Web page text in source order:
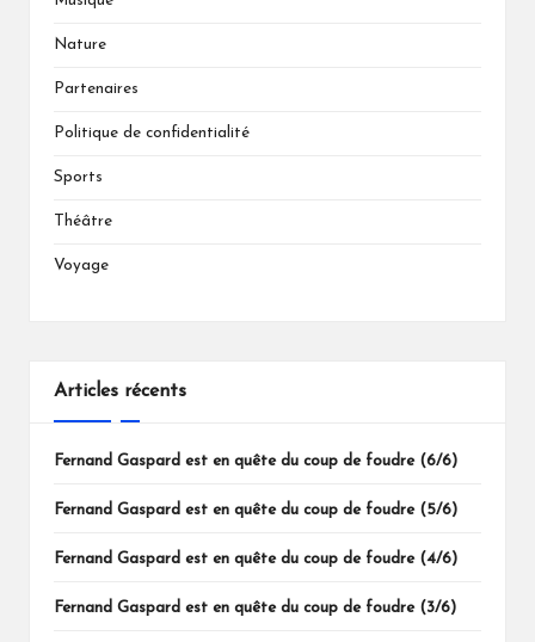
Nature
Partenaires
Politique de confidentialité
Sports
Théâtre
Voyage
Articles récents
Fernand Gaspard est en quête du coup de foudre (6/6)
Fernand Gaspard est en quête du coup de foudre (5/6)
Fernand Gaspard est en quête du coup de foudre (4/6)
Fernand Gaspard est en quête du coup de foudre (3/6)